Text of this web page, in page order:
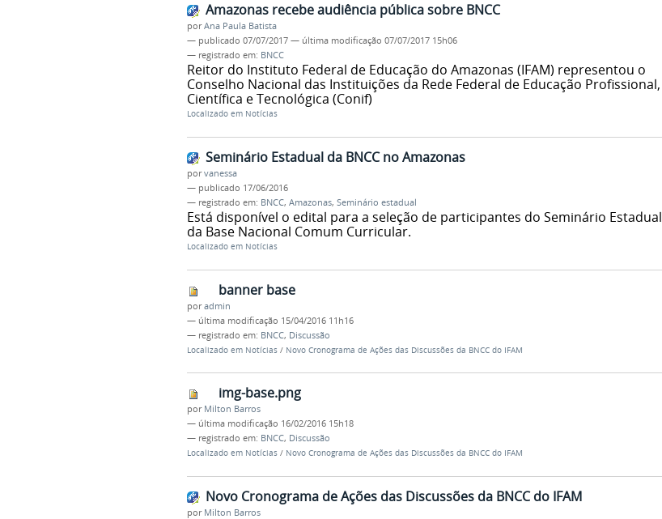
Amazonas recebe audiência pública sobre BNCC
porAna Paula Batista
— publicado 07/07/2017 — última modificação 07/07/2017 15h06
— registrado em: BNCC
Reitor do Instituto Federal de Educação do Amazonas (IFAM) representou o
Conselho Nacional das Instituições da Rede Federal de Educação Profissional,
Científica e Tecnológica (Conif)
Localizado em Notícias
Seminário Estadual da BNCC no Amazonas
porvanessa
— publicado 17/06/2016
— registrado em: BNCC, Amazonas, Seminário estadual
Está disponível o edital para a seleção de participantes do Seminário Estadual
da Base Nacional Comum Curricular.
Localizado em Notícias
banner base
poradmin
— última modificação 15/04/2016 11h16
— registrado em: BNCC, Discussão
Localizado em Notícias / Novo Cronograma de Ações das Discussões da BNCC do IFAM
img-base.png
por Milton Barros
— última modificação 16/02/2016 15h18
— registrado em: BNCC, Discussão
Localizado em Notícias / Novo Cronograma de Ações das Discussões da BNCC do IFAM
Novo Cronograma de Ações das Discussões da BNCC do IFAM
por Milton Barros